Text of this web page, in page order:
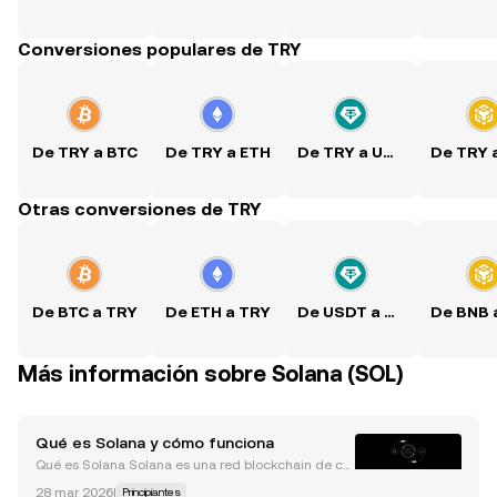
Conversiones populares de TRY
De TRY a BTC De TRY a ETH De TRY a USDT
Otras conversiones de TRY
De BTC a TRY De ETH a TRY De USDT a TRY
Más información sobre Solana (SOL)
Qué es Solana y cómo funciona
Qué es Solana Solana es una red blockchain de ca
28 mar 2026| Principiantes